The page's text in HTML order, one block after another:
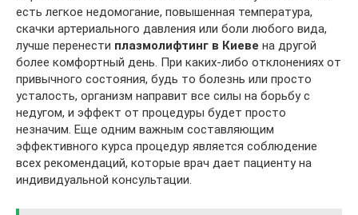
есть легкое недомогание, повышенная температура,
скачки артериального давления или боли любого вида,
лучше перенести плазмолифтинг в Киеве на другой
более комфортный день. При каких-либо отклонениях от
привычного состояния, будь то болезнь или просто
усталость, организм направит все силы на борьбу с
недугом, и эффект от процедуры будет просто
незначим. Еще одним важным составляющим
эффективного курса процедур является соблюдение
всех рекомендаций, которые врач дает пациенту на
индивидуальной консультации.